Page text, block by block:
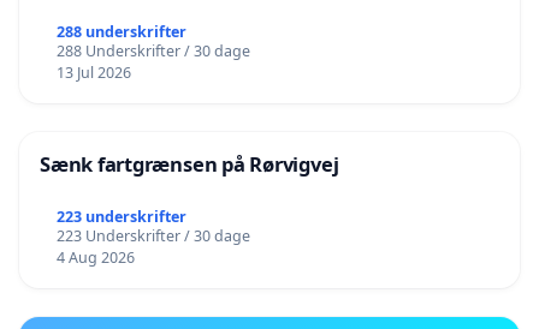
288 underskrifter
288 Underskrifter / 30 dage
13 Jul 2026
Sænk fartgrænsen på Rørvigvej
223 underskrifter
223 Underskrifter / 30 dage
4 Aug 2026